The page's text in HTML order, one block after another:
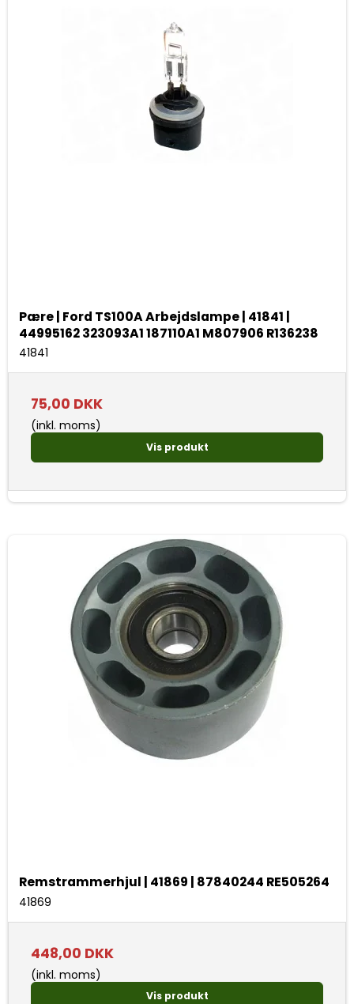
Pære | Ford TS100A Arbejdslampe | 41841 |
44995162 323093A1 187110A1 M807906 R136238
41841
75,00 DKK
(inkl. moms)
Vis produkt
Remstrammerhjul | 41869 | 87840244 RE505264
41869
448,00 DKK
(inkl. moms)
Vis produkt